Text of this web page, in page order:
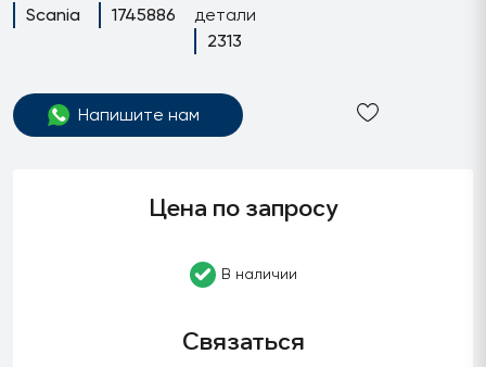
Scania
1745886
детали
2313
Напишите нам
Цена по запросу
В наличии
Связаться